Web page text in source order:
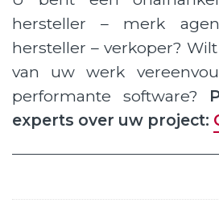
hersteller – merk
hersteller – verkoper?
van uw werk
performante software?
experts over uw project: